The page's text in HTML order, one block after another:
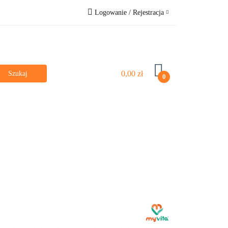
Logowanie / Rejestracja
Pytanie o produkt
Zgody cookies
0,00 zł 0